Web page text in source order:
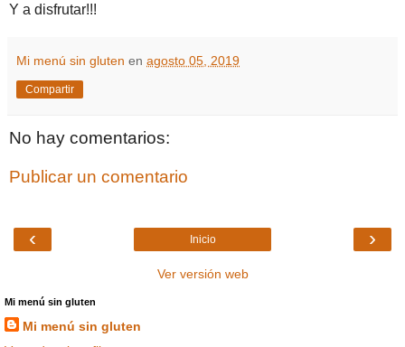
Y a disfrutar!!!
Mi menú sin gluten en agosto 05, 2019
Compartir
No hay comentarios:
Publicar un comentario
‹ ›
Inicio
Ver versión web
Mi menú sin gluten
Mi menú sin gluten